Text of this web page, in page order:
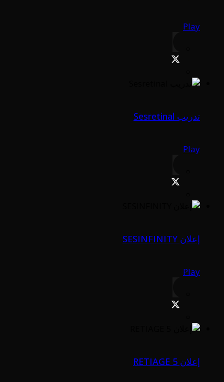
Play
تدريب Sesretinal
Play
إعلان SESINFINITY
Play
إعلان RETIAGE 5